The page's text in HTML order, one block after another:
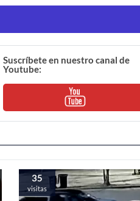
Suscríbete en nuestro canal de
Youtube:
35
visitas